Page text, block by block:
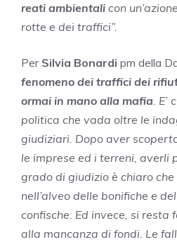
reati ambientali con
rotte e dei traffici”.
Per Silvia Bonardi pm della
fenomeno dei traffici dei
ormai in mano alla mafia. E’
politica che vada oltre le
giudiziari. Dopo aver
le imprese ed i terreni, averli
grado di giudizio è chiaro
nell’alveo delle bonifiche e
confische. Ed invece, si resta
alla mancanza di fondi. Le